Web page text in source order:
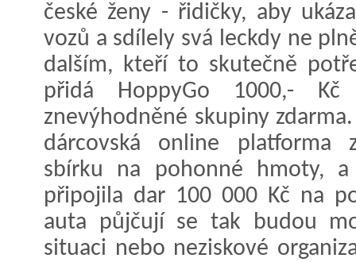
české ženy - řidičky, aby
vozů a sdílely svá leckdy ne
dalším, kteří to skutečně
přidá HoppyGo 1000,-
znevýhodněné skupiny
dárcovská online platforma
sbírku na pohonné hmoty, a
připojila dar 100 000 Kč na
auta půjčují se tak budou
situaci nebo neziskové